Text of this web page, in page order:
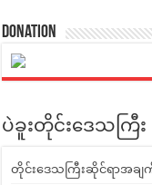
Donation
ပဲခူးတိုင်းဒေသကြီး
တိုင်းဒေသကြီးဆိုင်ရာအခ